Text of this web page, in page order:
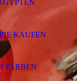
KAUFEN
FARBEN